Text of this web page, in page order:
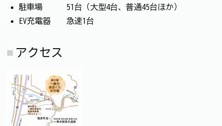
駐車場 51台（大型4台、普通45台ほか）
EV充電器 急速1台
アクセス